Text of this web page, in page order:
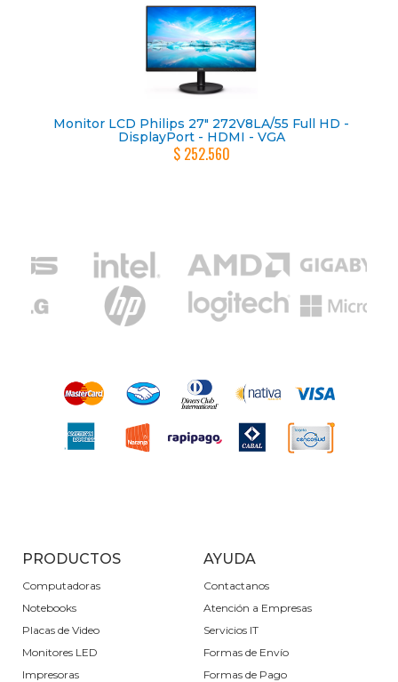
Monitor LCD Philips 27" 272V8LA/55 Full HD -
DisplayPort - HDMI - VGA
$ 252.560
PRODUCTOS
Computadoras
Notebooks
Placas de Video
Monitores LED
Impresoras
AYUDA
Contactanos
Atención a Empresas
Servicios IT
Formas de Envío
Formas de Pago